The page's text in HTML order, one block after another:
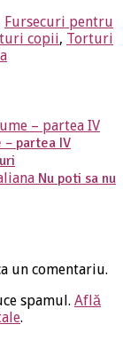
Fursecuri pentru
copii, Torturi
– partea IV
Nu poti sa nu
un comentariu.
spamul. Află
.